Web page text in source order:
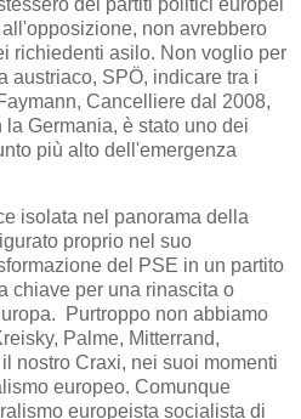
non avrebbero
richiedenti asilo. Non voglio per
austriaco, SPÖ, indicare tra i
Cancelliere dal 2008,
Germania, è stato uno dei
più alto dell'emergenza
isolata nel panorama della
proprio nel suo
del PSE in un partito
chiave per una rinascita o
Purtroppo non abbiamo
Palme, Mitterrand,
nostro Craxi, nei suoi momenti
europeo. Comunque
europeista socialista di